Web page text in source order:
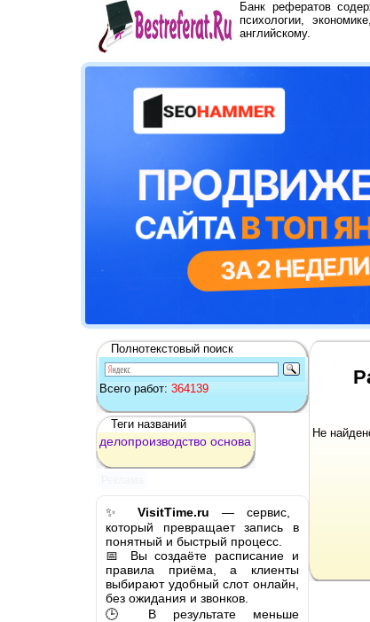
Банк рефератов
психологии,
английскому.
Полнотекстовый поиск
Всего работ: 364139
Теги названий
делопроизводство основа
✨ VisitTime.ru — сервис,
который превращает запись в
понятный и быстрый процесс.
📅 Вы создаёте расписание и
правила приёма, а клиенты
выбирают удобный слот онлайн,
без ожидания и звонков.
🕒 В результате меньше
Не